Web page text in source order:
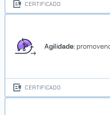
CERTIFICADO
Agilidade:
CERTIFICADO